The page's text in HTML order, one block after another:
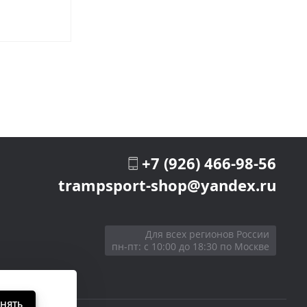
+7 (926) 466-98-56
trampsport-shop@yandex.ru
Для всех регионов России
пн-пт: с 10:00 до 18:30 по Москве